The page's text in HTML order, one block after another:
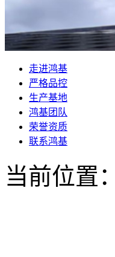
走进鸿基
严格品控
生产基地
鸿基团队
荣誉资质
联系鸿基
当前位置：